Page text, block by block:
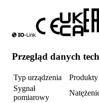
Przegląd danych
Typ urządzenia
Sygnał
pomiarowy